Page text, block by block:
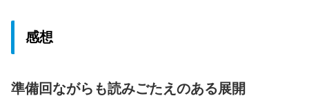
感想
準備回ながらも読みごたえのある展開